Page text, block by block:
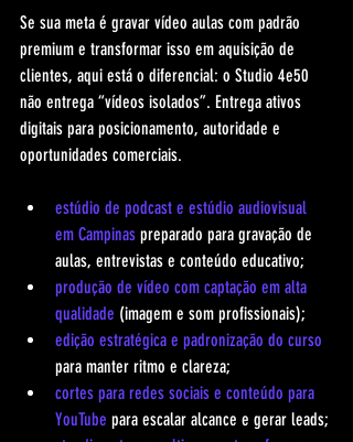
Se sua meta é gravar vídeo aulas com padrão
premium e transformar isso em aquisição de
clientes, aqui está o diferencial: o Studio 4e50
não entrega “vídeos isolados”. Entrega ativos
digitais para posicionamento, autoridade e
oportunidades comerciais.
estúdio de podcast e estúdio audiovisual
em Campinas preparado para gravação de
aulas, entrevistas e conteúdo educativo;
produção de vídeo com captação em alta
qualidade (imagem e som profissionais);
edição estratégica e padronização do curso
para manter ritmo e clareza;
cortes para redes sociais e conteúdo para
YouTube para escalar alcance e gerar leads;